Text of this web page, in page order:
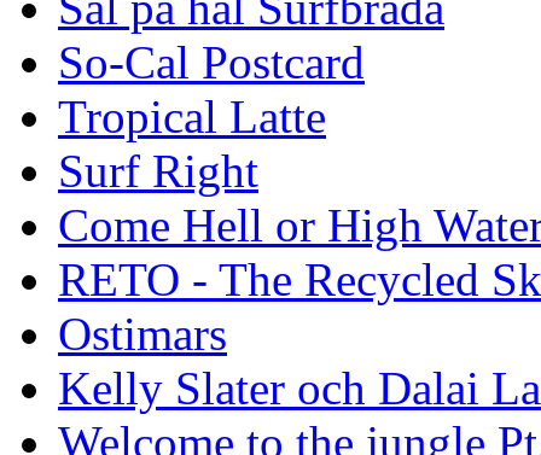
So-Cal Postcard
Tropical Latte
Surf Right
Come Hell or High
RETO - The Recycled
Ostimars
Kelly Slater och Dalai
Welcome to the jungle